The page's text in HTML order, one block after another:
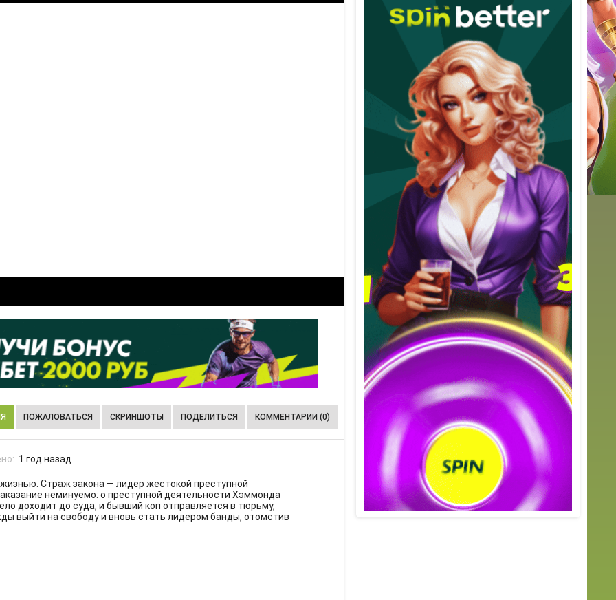
ПОЖАЛОВАТЬСЯ СКРИНШОТЫ ПОДЕЛИТЬСЯ КОММЕНТАРИИ (0)
1 год назад
Страж закона — лидер жестокой преступной
неминуемо: о преступной деятельности Хэммонда
доходит до суда, и бывший коп отправляется в тюрьму,
выйти на свободу и вновь стать лидером банды, отомстив